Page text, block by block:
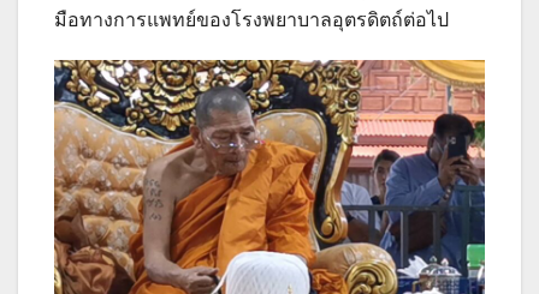
มือทางการแพทย์ของโรงพยาบาลอุตรดิตถ์ต่อไป